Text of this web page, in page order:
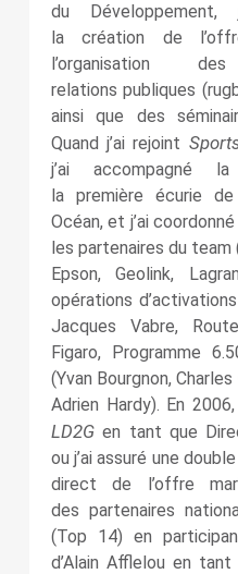
du
la création de
l’organisation
relations publiques
ainsi que des
Quand j’ai rejoint
j’ai accompagné
la première écurie
Océan, et j’ai
les partenaires du team
Epson, Geolink,
opérations
Jacques Vabre,
Figaro, Programme
(Yvan Bourgnon,
Adrien Hardy). En
LD2Gen tant que
ou j’ai assuré une
direct de l’offre
des partenaires
(Top 14) en
d’Alain Afflelou en